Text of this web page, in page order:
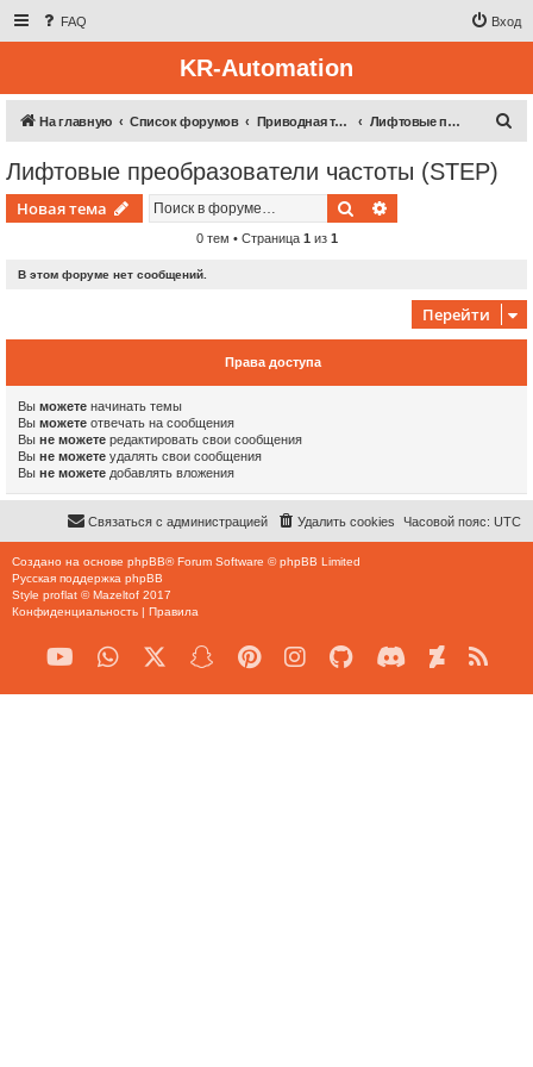
FAQ Вход
KR-Automation
На главную Список форумов Приводная техника Лифтовые преобразователи частоты (STEP)
Лифтовые преобразователи частоты (STEP)
Новая тема Поиск
0 тем • Страница 1 из 1
В этом форуме нет сообщений.
Перейти
Права доступа
Вы можете начинать темы
Вы можете отвечать на сообщения
Вы не можете редактировать свои сообщения
Вы не можете удалять свои сообщения
Вы не можете добавлять вложения
Часовой пояс: UTC
Удалить cookies
Связаться с администрацией
Создано на основе phpBB® Forum Software © phpBB Limited
Русская поддержка phpBB
Style proflat ©Mazeltof 2017
Конфиденциальность | Правила